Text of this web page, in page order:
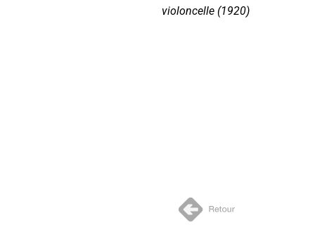
violoncelle (1920)